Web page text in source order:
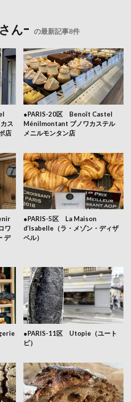
ん- の最新記事8件
ス
店
●PARIS-20区 Benoît Castel
Ménilmontant ブノワカステル
メニルモンタン店
ワ
デ
●PARIS-5区 La Maison
d’Isabelle（ラ・メゾン・ディザ
ベル）
●PARIS-11区 Utopie（ユート
ピ）